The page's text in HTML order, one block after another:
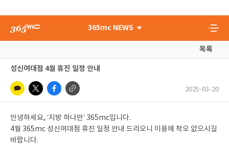
365mc NEWS
목록
성신여대점 4월 휴진 일정 안내
2025-03-20
안녕하세요, ‘지방 하나만’ 365mc입니다.
4월 365mc 성신여대점 휴진 일정 안내 드리오니 이용에 착오 없으시길
바랍니다.